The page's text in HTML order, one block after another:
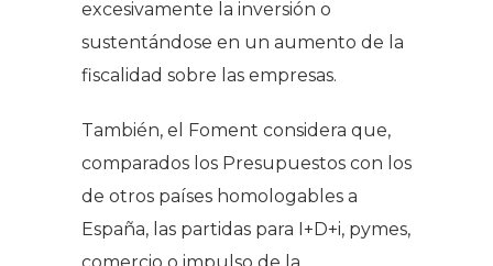
excesivamente la inversión o
sustentándose en un aumento de la
fiscalidad sobre las empresas.
También, el Foment considera que,
comparados los Presupuestos con los
de otros países homologables a
España, las partidas para I+D+i, pymes,